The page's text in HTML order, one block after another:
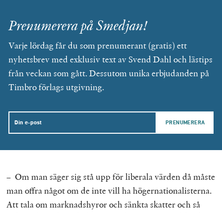
Prenumerera på Smedjan!
Varje lördag får du som prenumerant (gratis) ett
nyhetsbrev med exklusiv text av Svend Dahl och lästips
från veckan som gått. Dessutom unika erbjudanden på
Timbro förlags utgivning.
Email
– Om man säger sig stå upp för liberala värden då måste
man offra något om de inte vill ha högernationalisterna.
Att tala om marknadshyror och sänkta skatter och så